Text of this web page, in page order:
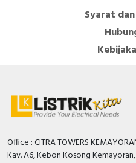
0
Overload release
current setting
Rated voltage
Syarat
Office : CITRA TOWERS
Kav. A6, Kebon Kosong